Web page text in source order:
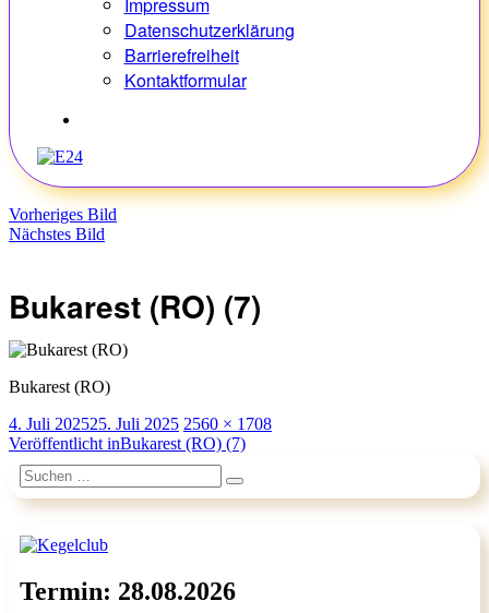
Datenschutzerklärung
Barrierefreiheit
Kontaktformular
Vorheriges Bild
Nächstes Bild
Bukarest (RO) (7)
Bukarest (RO)
Veröffentlicht
am
4. Juli 202525. Juli 2025 Originalgröße
2560 × 1708
Beitragsnavigation
Veröffentlicht inBukarest (RO) (7)
Suchen
nach:
Suchen
Termin: 28.08.2026